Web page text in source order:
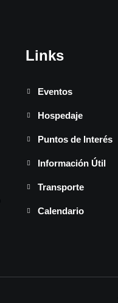
Links
Eventos
Hospedaje
Puntos de Interés
Información Útil
Transporte
Calendario